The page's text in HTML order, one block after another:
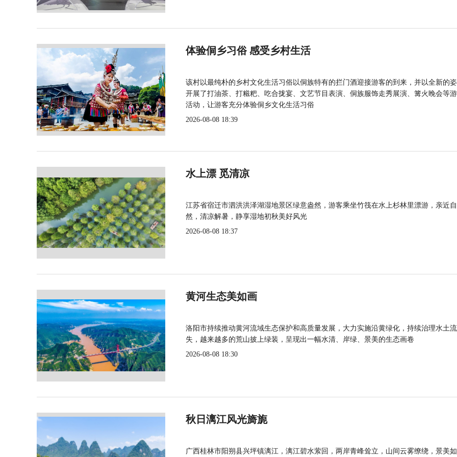
体验侗乡习俗 感受乡村生活
该村以最纯朴的乡村文化生活习俗以侗族特有的拦门酒迎接游客的到来，并以全新的
开展了打油茶、打糍粑、吃合拢宴、文艺节目表演、侗族服饰走秀展演、篝火晚会等
活动，让游客充分体验侗乡文化生活习俗
2026-08-08 18:39
水上漂 觅清凉
江苏省宿迁市泗洪洪泽湖湿地景区绿意盎然，游客乘坐竹筏在水上杉林里漂游，亲近自
然，清凉解暑，静享湿地初秋美好风光
2026-08-08 18:37
黄河生态美如画
洛阳市持续推动黄河流域生态保护和高质量发展，大力实施沿黄绿化，持续治理水土流
失，越来越多的荒山披上绿装，呈现出一幅水清、岸绿、景美的生态画卷
2026-08-08 18:30
秋日漓江风光旖旎
广西桂林市阳朔县兴坪镇漓江，漓江碧水萦回，两岸青峰耸立，山间云雾缭绕，景美如